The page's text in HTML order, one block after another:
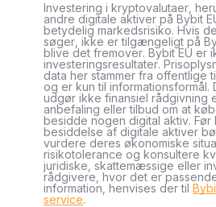
Investering i kryptovalutaer,
andre digitale aktiver på Bybit
betydelig markedsrisiko. Hvis
søger, ikke er tilgængeligt på
blive det fremover. Bybit EU er
investeringsresultater.
data her stammer fra offentlige
og er kun til informationsformål.
udgør ikke finansiel rådgivning
anbefaling eller tilbud om at
besidde nogen digital aktiv. Før
besiddelse af digitale aktiver
vurdere deres økonomiske
risikotolerance og konsultere
juridiske, skattemæssige eller
rådgivere, hvor det er
information, henvises der til
service.